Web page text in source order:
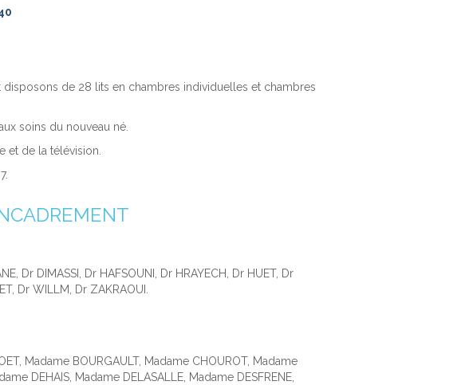
de 28 lits en chambres individuelles et chambres
soins du nouveau né.
et de la télévision.
Dr DIMASSI, Dr HAFSOUNI, Dr HRAYECH, Dr HUET, Dr
Dr WILLM, Dr ZAKRAOUI.
Madame BOURGAULT, Madame CHOUROT, Madame
DEHAIS, Madame DELASALLE, Madame DESFRENE,